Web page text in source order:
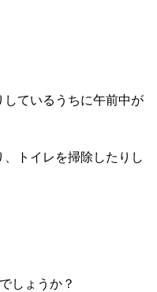
ているうちに午前中が
トイレを掃除したりし
しょうか？